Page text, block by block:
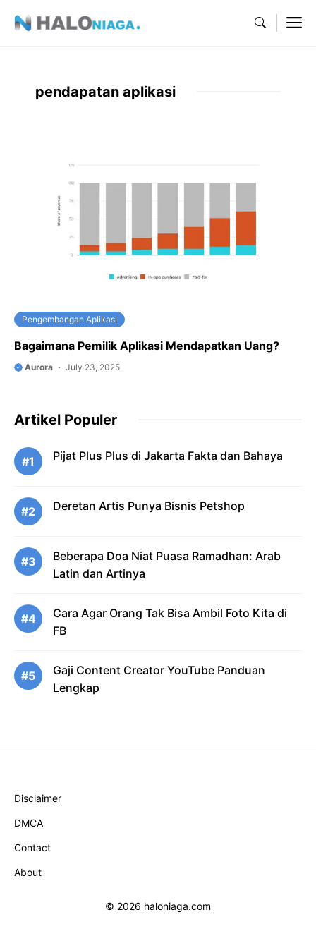
pendapatan aplikasi
Pengembangan Aplikasi
Bagaimana Pemilik Aplikasi Mendapatkan Uang?
Aurora July 23, 2025
Artikel Populer
#1 Pijat Plus Plus di Jakarta Fakta dan Bahaya
#2 Deretan Artis Punya Bisnis Petshop
#3
Beberapa Doa Niat Puasa Ramadhan: Arab
Latin dan Artinya
#4
Cara Agar Orang Tak Bisa Ambil Foto Kita di
FB
#5
Gaji Content Creator YouTube Panduan
Lengkap
Disclaimer
DMCA
Contact
About
© 2026 haloniaga.com